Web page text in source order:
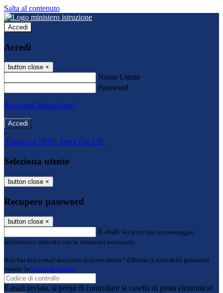
Salta al contenuto
Accedi
Accedi
button close ×
Nome Utente
Password
Password dimenticata?
-
Entra con SPID Entra con CIE
Seleziona utente
button close ×
Recupero password
button close ×
E-mail Verrà inviato un messaggio
all'indirizzo indicato con le istruzioni necessarie.
Non hai una e-mail associata al nome utente? Effettua il reset della password
tramite la Login Spaggiari
E-mail inviata, si prega di controllare la casella di posta elettronica!